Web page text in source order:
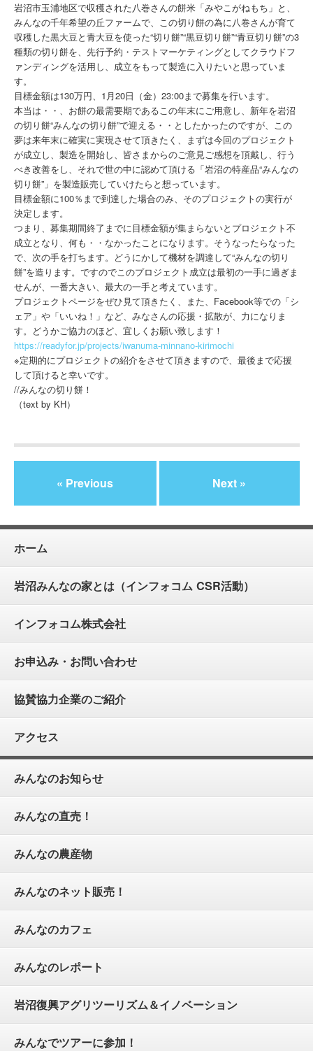
岩沼市玉浦地区で収穫された八巻さんの餅米「みやこがねもち」と、
みんなの千年希望の丘ファームで、この切り餅の為に八巻さんが育て
収穫した黒大豆と青大豆を使った“切り餅”“黒豆切り餅”“青豆切り餅”の3
種類の切り餅を、先行予約・テストマーケティングとしてクラウドフ
ァンディングを活用し、成立をもって製造に入りたいと思っていま
す。
目標金額は130万円、1月20日（金）23:00まで募集を行います。
本当は・・、お餅の最需要期であるこの年末にご用意し、新年を岩沼
の切り餅“みんなの切り餅”で迎える・・としたかったのですが、この
夢は来年末に確実に実現させて頂きたく、まずは今回のプロジェクト
が成立し、製造を開始し、皆さまからのご意見ご感想を頂戴し、行う
べき改善をし、それで世の中に認めて頂ける「岩沼の特産品“みんなの
切り餅”」を製造販売していけたらと想っています。
目標金額に100％まで到達した場合のみ、そのプロジェクトの実行が
決定します。
つまり、募集期間終了までに目標金額が集まらないとプロジェクト不
成立となり、何も・・なかったことになります。そうなったらなった
で、次の手を打ちます。どうにかして機材を調達して“みんなの切り
餅”を造ります。ですのでこのプロジェクト成立は最初の一手に過ぎま
せんが、一番大きい、最大の一手と考えています。
プロジェクトページをぜひ見て頂きたく、また、Facebook等での「シ
ェア」や「いいね！」など、みなさんの応援・拡散が、力になりま
す。どうかご協力のほど、宜しくお願い致します！
https://readyfor.jp/projects/iwanuma-minnano-kirimochi
※定期的にプロジェクトの紹介をさせて頂きますので、最後まで応援
して頂けると幸いです。
//みんなの切り餅！
（text by KH）
« Previous Next »
ホーム
岩沼みんなの家とは（インフォコム CSR活動）
インフォコム株式会社
お申込み・お問い合わせ
協賛協力企業のご紹介
アクセス
みんなのお知らせ
みんなの直売！
みんなの農産物
みんなのネット販売！
みんなのカフェ
みんなのレポート
岩沼復興アグリツーリズム＆イノベーション
みんなでツアーに参加！